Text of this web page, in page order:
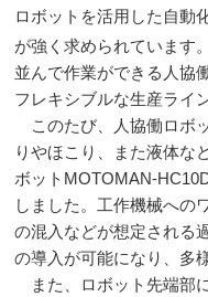
ロボットを活用した自動
が強く求められています
並んで作業ができる人協
フレキシブルな生産ライ
このたび、人協働ロボ
りやほこり、また液体な
ボット MOTOMAN-
しました。工作機械への
の混入などが想定される
の導入が可能になり、多
また、ロボット先端部